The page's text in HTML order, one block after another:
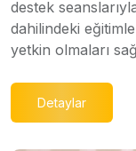
destek
dahilindeki
yetkin olmaları
Detaylar